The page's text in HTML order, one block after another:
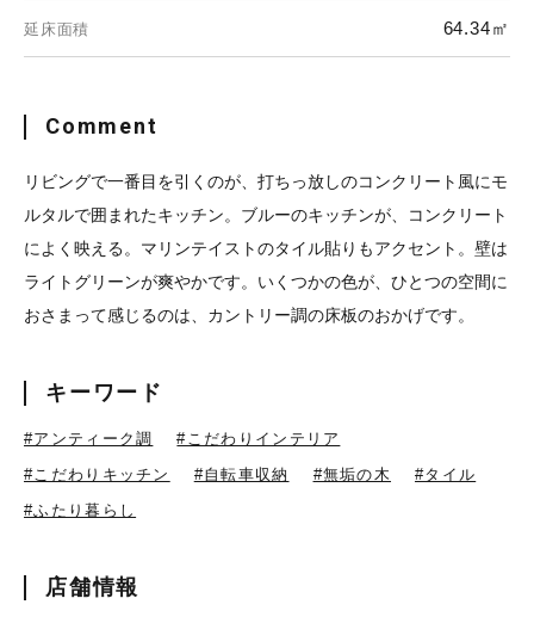
延床面積 64.34㎡
Comment
リビングで一番目を引くのが、打ちっ放しのコンクリート風にモ
ルタルで囲まれたキッチン。ブルーのキッチンが、コンクリート
によく映える。マリンテイストのタイル貼りもアクセント。壁は
ライトグリーンが爽やかです。いくつかの色が、ひとつの空間に
おさまって感じるのは、カントリー調の床板のおかげです。
キーワード
#アンティーク調
#こだわりインテリア
#こだわりキッチン
#自転車収納 #無垢の木
#タイル
#ふたり暮らし
店舗情報